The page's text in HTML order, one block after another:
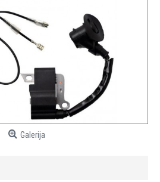
Galerija